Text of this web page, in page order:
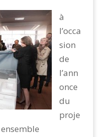
à
l’occa
sion
de
l’ann
once
du
proje